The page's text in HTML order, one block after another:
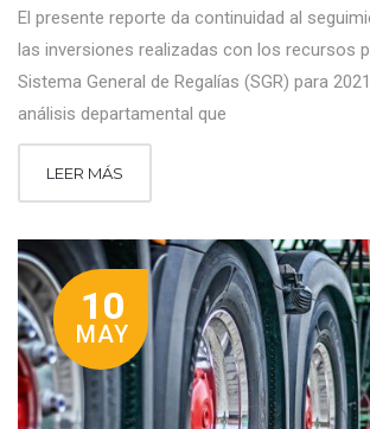
El presente reporte da continuidad al
las inversiones realizadas con los recursos
Sistema General de Regalías (SGR) para
análisis departamental que
LEER MÁS
10
MAY